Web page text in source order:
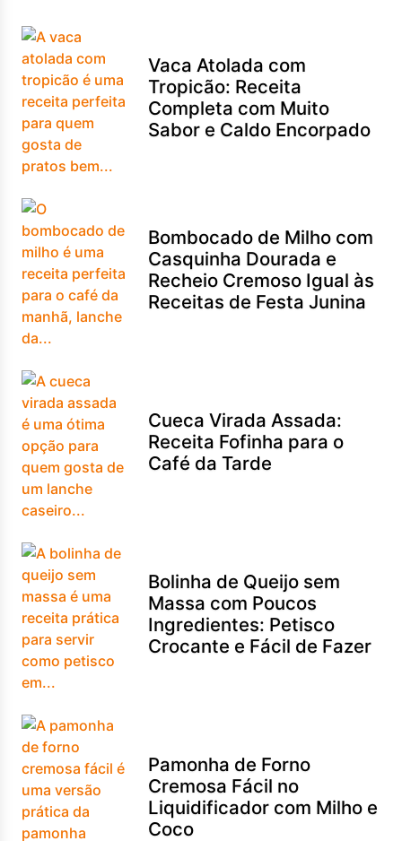
Vaca Atolada com
Tropicão: Receita
Completa com Muito
Sabor e Caldo Encorpado
Bombocado de Milho com
Casquinha Dourada e
Recheio Cremoso Igual às
Receitas de Festa Junina
Cueca Virada Assada:
Receita Fofinha para o
Café da Tarde
Bolinha de Queijo sem
Massa com Poucos
Ingredientes: Petisco
Crocante e Fácil de Fazer
Pamonha de Forno
Cremosa Fácil no
Liquidificador com Milho e
Coco